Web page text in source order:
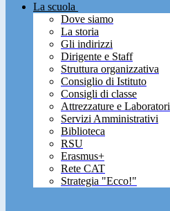
La scuola
Dove siamo
La storia
Gli indirizzi
Dirigente e Staff
Struttura organizzativa
Consiglio di Istituto
Consigli di classe
Attrezzature e Laboratori
Servizi Amministrativi
Biblioteca
RSU
Erasmus+
Rete CAT
Strategia "Ecco!"